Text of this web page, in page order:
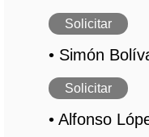
Solicitar
• Simón
Solicitar
• Alfonso